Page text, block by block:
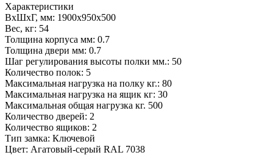
Характеристики
ВхШхГ, мм: 1900х950х500
Вес, кг: 54
Толщина корпуса мм: 0.7
Толщина двери мм: 0.7
Шаг регулирования высоты полки мм.: 50
Количество полок: 5
Максимальная нагрузка на полку кг.: 80
Максимальная нагрузка на ящик кг: 30
Максимальная общая нагрузка кг. 500
Количество дверей: 2
Количество ящиков: 2
Тип замка: Ключевой
Цвет: Агатовый-серый RAL 7038